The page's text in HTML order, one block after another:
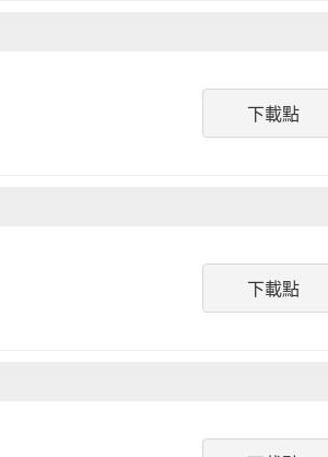
下載點
下載點